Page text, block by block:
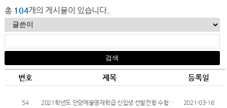
총 104개의 게시물이 있습니다.
번호 제목 등록일
54 2021학년도 안양예술영재학급 신입생 선발전형 수험생 유의사항 안내 2021-03-16